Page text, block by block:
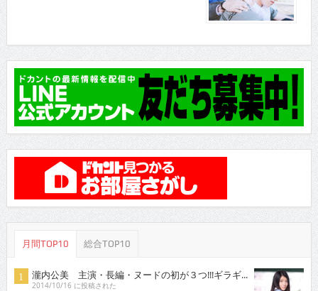
月間TOP10 総合TOP10
瀧内公美 主演・長編・ヌードの初が３つ!!!ギラギ...
2014/10/16 に投稿された